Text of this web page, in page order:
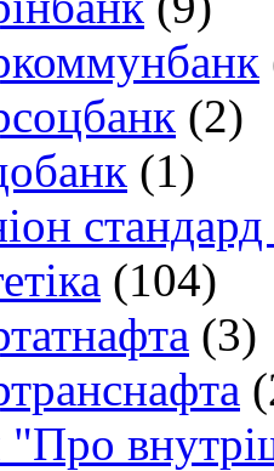
(2)
(1)
стандард
(104)
(3)
"Про